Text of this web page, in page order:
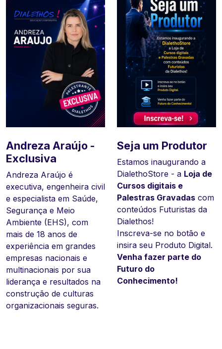
Andreza Araújo -
Exclusiva
Andreza Araújo é
executiva, engenheira civil
e especialista em Saúde,
Segurança e Meio
Ambiente (EHS), com
mais de 18 anos de
experiência em grandes
empresas nacionais e
multinacionais por sua
liderança e resultados na
construção de culturas
organizacionais seguras.
Carla Verna -
Exclusiva
Psicóloga e palestrante
especializada em
segurança do trabalho
comportamental,
qualidade de vida, gestão
de equipes, inteligência
emocional e motivação.
Com uma carreira
consolidada, já realizou
varias palestras em
DialetoStore a sua
Loja Digital da
Dialethos! Rumo
ao Futuro!
Faça sua inscrição e
insira seu curso
gratuitamente.
O Futuro começa com
uma atitude!
Seja muito bem vindo a
Nova Era do
Conhecimento!
Seja um Produtor
Estamos inaugurando a
DialethoStore - a Loja de
Cursos digitais e
Palestras Gravadas com
conteúdos Futuristas da
Dialethos!
Inscreva-se no botão e
insira seu Produto Digital.
Venha fazer parte do
Futuro do
Conhecimento!